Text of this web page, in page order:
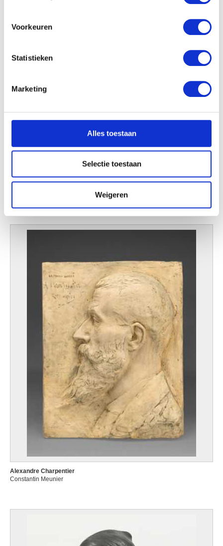
locatie, die tot een paar meter nauwkeurig kan zijn
scannen op specifieke eigenschappen (fingerprinting)
detailgedeeltein.
U kunt uw toestemming op elk moment wijzigen of
We gebruiken cookies om content en advertenties te
personaliseren, om functies voor social media te bieden
en om ons websiteverkeer te analyseren. Ook delen we
informatie over uw gebruik van onze site met onze
partners voor social media, adverteren en analyse. Deze
verzameld op basis van uw gebruik van hun services.
Voorkeuren
Statistieken
Marketing
Alles toestaan
Selectie toestaan
Weigeren
Alexandre Charpentier
Constantin Meunier